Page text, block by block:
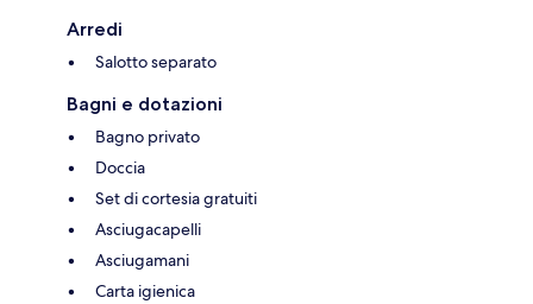
Arredi
Salotto separato
Bagni e dotazioni
Bagno privato
Doccia
Set di cortesia gratuiti
Asciugacapelli
Asciugamani
Carta igienica